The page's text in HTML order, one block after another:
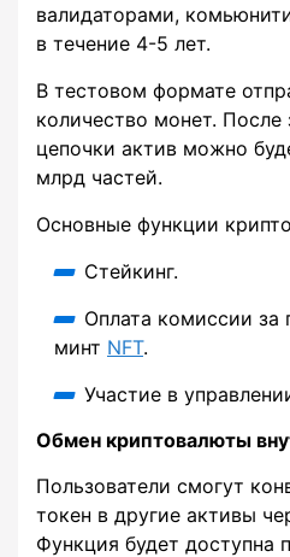
валидаторами,
в течение 4-5 лет.
В тестовом формате
количество монет. После
цепочки актив можно
млрд частей.
Основные функции
Стейкинг.
Оплата комиссии за
минт NFT.
Участие в
Обмен криптовалюты
Пользователи смогут
токен в другие активы
Функция будет доступна